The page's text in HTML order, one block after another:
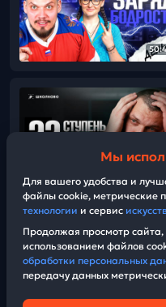
28:32
Мы
Для вашего удобства и
файлы cookie, метрические
технологии и сервис
Продолжая просмотр сайта,
использованием файлов
обработки персональных
передачу данных